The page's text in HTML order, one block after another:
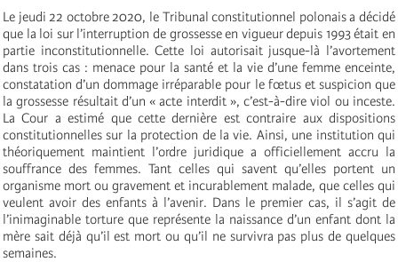
Le jeudi 22 octobre 2020, le Tribunal constitutionnel polonais a décidé
que la loi sur l’interruption de grossesse en vigueur depuis 1993 était en
partie inconstitutionnelle. Cette loi autorisait jusque-là l’avortement
dans trois cas : menace pour la santé et la vie d’une femme enceinte,
constatation d’un dommage irréparable pour le fœtus et suspicion que
la grossesse résultait d’un « acte interdit », c’est-à-dire viol ou inceste.
La Cour a estimé que cette dernière est contraire aux dispositions
constitutionnelles sur la protection de la vie. Ainsi, une institution qui
théoriquement maintient l’ordre juridique a officiellement accru la
souffrance des femmes. Tant celles qui savent qu’elles portent un
organisme mort ou gravement et incurablement malade, que celles qui
veulent avoir des enfants à l’avenir. Dans le premier cas, il s’agit de
l’inimaginable torture que représente la naissance d’un enfant dont la
mère sait déjà qu’il est mort ou qu’il ne survivra pas plus de quelques
semaines.